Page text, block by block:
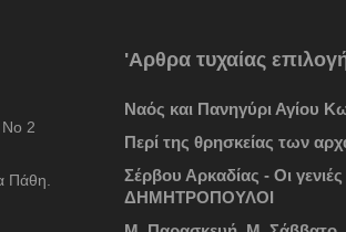
Νο 2
Πάθη.
'Αρθρα τυχαίας
Ναός και Πανηγύρι Αγίου
Περί της θρησκείας των
Σέρβου Αρκαδίας - Οι
ΔΗΜΗΤΡΟΠΟΥΛΟΙ